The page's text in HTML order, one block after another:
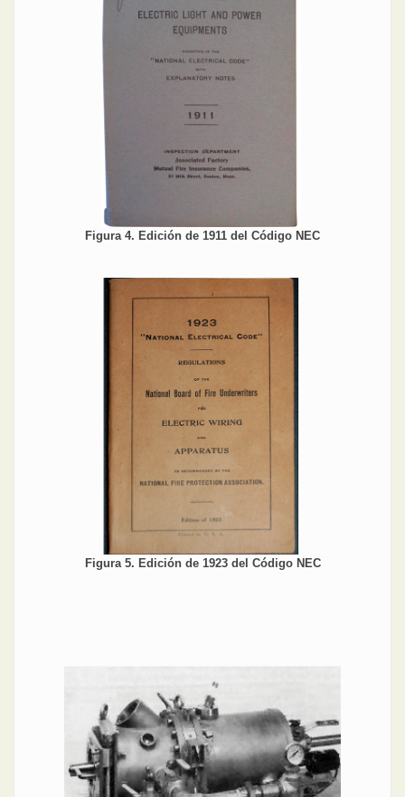
Figura 4. Edición de 1911 del Código NEC
Figura 5. Edición de 1923 del Código NEC